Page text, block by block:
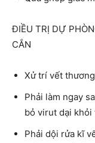
ĐIỀU TRỊ DỰ
CẮN
Xử trí vết thương
Phải làm ngay
bỏ virut dại khỏi
Phải dội rửa kĩ